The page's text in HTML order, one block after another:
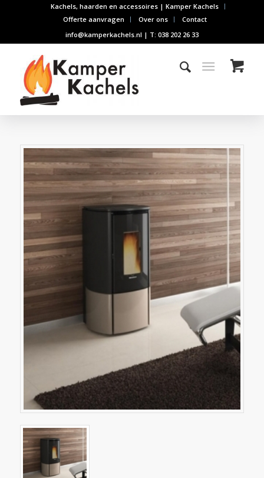
Kachels, haarden en accessoires | Kamper Kachels
Offerte aanvragen
Over ons
Contact
info@kamperkachels.nl | T: 038 202 26 33